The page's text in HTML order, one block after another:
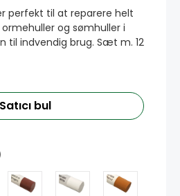
perfekt til at reparere helt
og sømhuller i
til indvendig brug. Sæt m. 12
Satıcı bul